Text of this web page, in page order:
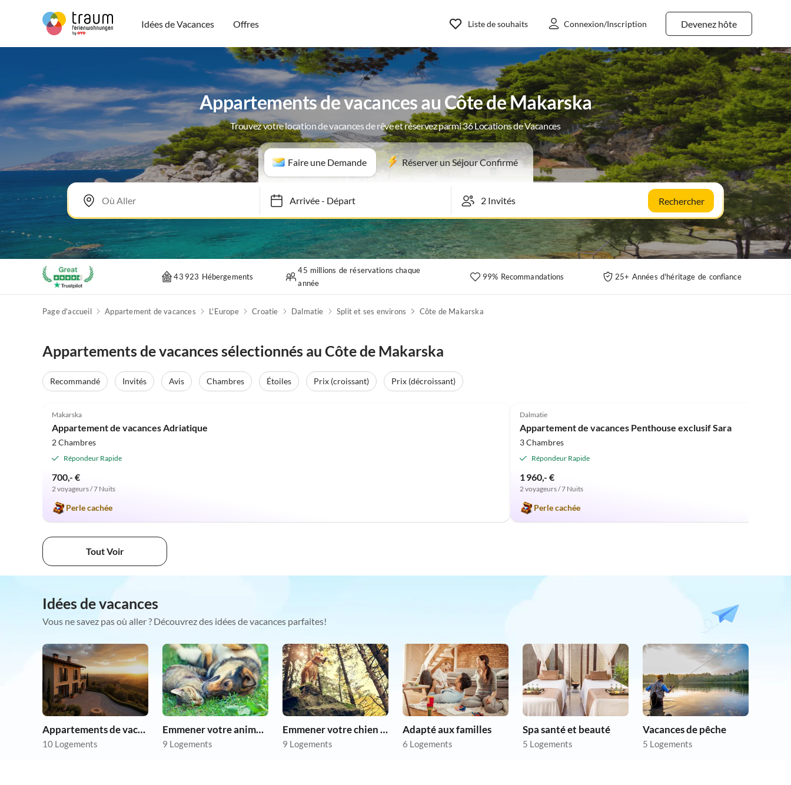
Idées de Vacances Offres Devenez hôte
Liste de souhaits Connexion/Inscription
Appartements de vacances au Côte de Makarska
Trouvez votre location de vacances de rêve et réservez parmi 36 Locations de Vacances
Faire une Demande Réserver un Séjour Confirmé
Arrivée- Départ Rechercher
43 923 Hébergements
45 millions de réservations chaque
année
99% Recommandations 25+ Années d'héritage de confiance
Page d'accueil Appartement de vacances L'Europe Croatie Dalmatie Split et ses environs Côte de Makarska
Appartements de vacances sélectionnés au Côte de Makarska
Recommandé Invités Avis Chambres Étoiles Prix (croissant)
Prix (décroissant)
Makarska
Appartement de vacances Adriatique
2 Chambres
Répondeur Rapide
700,- €
2 voyageurs / 7 Nuits
Perle cachée
Dalmatie
Appartement de vacances Penthouse exclusif Sara
3 Chambres
Répondeur Rapide
1 960,- €
2 voyageurs / 7 Nuits
Perle cachée
Tout Voir
Idées de vacances
Vous ne savez pas où aller ? Découvrez des idées de vacances parfaites!
Appartements de vacances pas chers
10 Logements
Emmener votre animal en vacances
9 Logements
Emmener votre chien en vacances
9 Logements
Adapté aux familles
6 Logements
Spa santé et beauté
5 Logements
Vacances de pêche
5 Logements